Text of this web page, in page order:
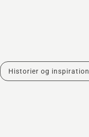
Historier og inspiration